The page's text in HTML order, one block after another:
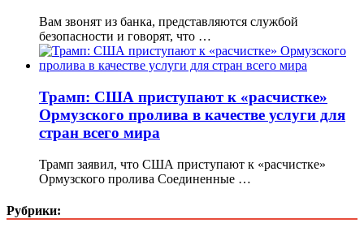
Вам звонят из банка, представляются службой
безопасности и говорят, что …
Трамп: США приступают к «расчистке»
Ормузского пролива в качестве услуги для
стран всего мира
Трамп заявил, что США приступают к «расчистке»
Ормузского пролива Соединенные …
Рубрики: